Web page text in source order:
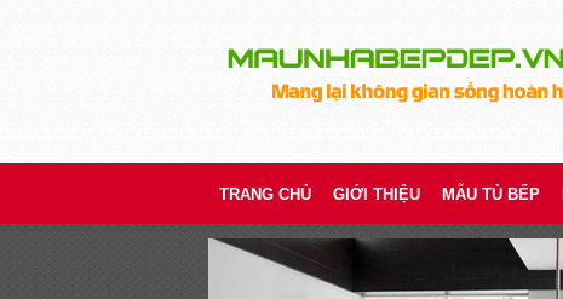
TRANG CHỦ GIỚI THIỆU MẪU TỦ BẾP